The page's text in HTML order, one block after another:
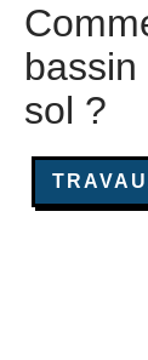
sol ?